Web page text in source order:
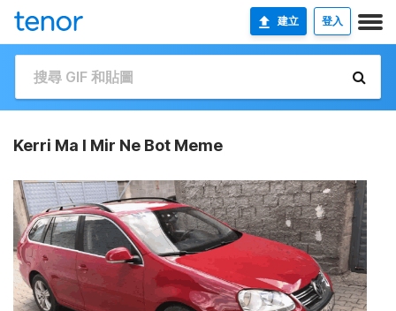
建立 登入
Kerri Ma I Mir Ne Bot Meme